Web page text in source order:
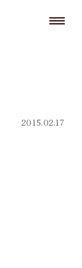
2015.02.17